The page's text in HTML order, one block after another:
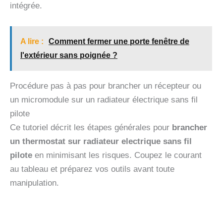
intégrée.
A lire :
Comment fermer une porte fenêtre de
l'extérieur sans poignée ?
Procédure pas à pas pour brancher un récepteur ou
un micromodule sur un radiateur électrique sans fil
pilote
Ce tutoriel décrit les étapes générales pour brancher
un thermostat sur radiateur electrique sans fil
pilote en minimisant les risques. Coupez le courant
au tableau et préparez vos outils avant toute
manipulation.